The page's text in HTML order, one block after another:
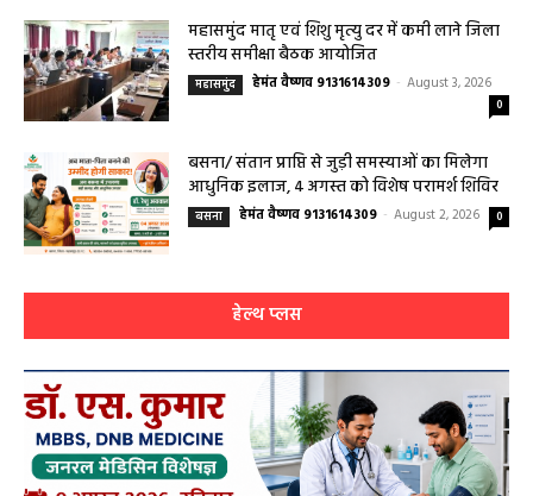
महासमुंद मातृ एवं शिशु मृत्यु दर में कमी लाने जिला
स्तरीय समीक्षा बैठक आयोजित
महासमुंद हेमंत वैष्णव 9131614309 - August 3, 2026
0
बसना/ संतान प्राप्ति से जुड़ी समस्याओं का मिलेगा
आधुनिक इलाज, 4 अगस्त को विशेष परामर्श शिविर
बसना हेमंत वैष्णव 9131614309 - August 2, 2026 0
हेल्थ प्लस